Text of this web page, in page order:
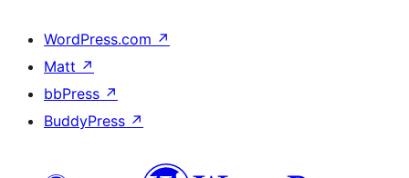
WordPress.com ↗
Matt ↗
bbPress ↗
BuddyPress ↗